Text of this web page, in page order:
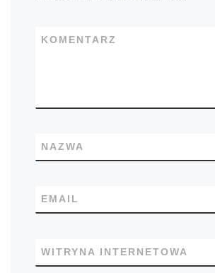
KOMENTARZ
NAZWA
EMAIL
WITRYNA INTERNETOWA